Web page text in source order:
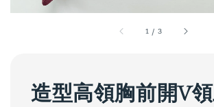
1 / 3
造型高領胸前開V